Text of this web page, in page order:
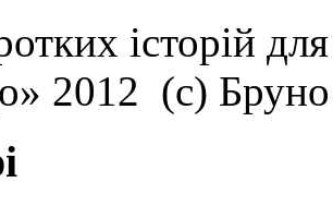
історій
2012 (с)